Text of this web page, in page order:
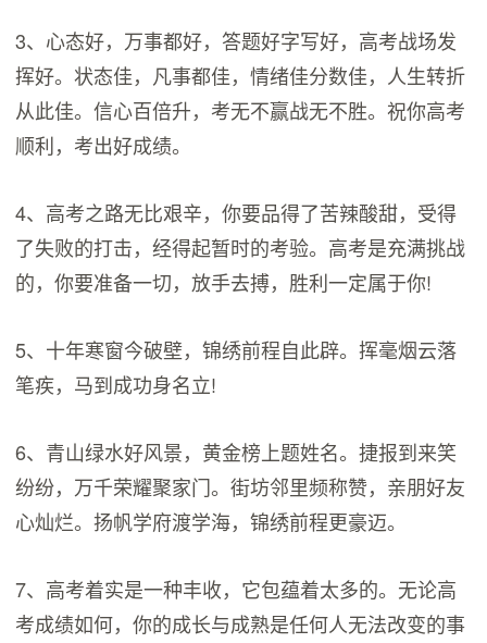
3、心态好，万事都好，答题好字写好，高考战场发
挥好。状态佳，凡事都佳，情绪佳分数佳，人生转折
从此佳。信心百倍升，考无不赢战无不胜。祝你高考
顺利，考出好成绩。
4、高考之路无比艰辛，你要品得了苦辣酸甜，受得
了失败的打击，经得起暂时的考验。高考是充满挑战
的，你要准备一切，放手去搏，胜利一定属于你!
5、十年寒窗今破壁，锦绣前程自此辟。挥毫烟云落
笔疾，马到成功身名立!
6、青山绿水好风景，黄金榜上题姓名。捷报到来笑
纷纷，万千荣耀聚家门。街坊邻里频称赞，亲朋好友
心灿烂。扬帆学府渡学海，锦绣前程更豪迈。
7、高考着实是一种丰收，它包蕴着太多的。无论高
考成绩如何，你的成长与成熟是任何人无法改变的事